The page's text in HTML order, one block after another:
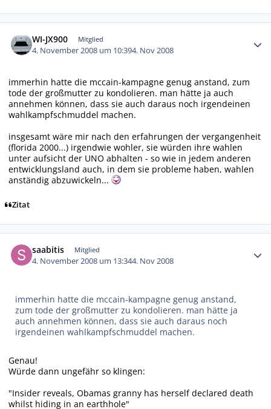
WI-JX900 Mitglied
4. November 2008 um 10:394. Nov 2008
immerhin hatte die mccain-kampagne genug anstand, zum
tode der großmutter zu kondolieren. man hätte ja auch
annehmen können, dass sie auch daraus noch irgendeinen
wahlkampfschmuddel machen.
insgesamt wäre mir nach den erfahrungen der vergangenheit
(florida 2000...) irgendwie wohler, sie würden ihre wahlen
unter aufsicht der UNO abhalten - so wie in jedem anderen
entwicklungsland auch, in dem sie probleme haben, wahlen
anständig abzuwickeln...
Zitat
saabitis Mitglied
4. November 2008 um 13:344. Nov 2008
immerhin hatte die mccain-kampagne genug anstand,
zum tode der großmutter zu kondolieren. man hätte ja
auch annehmen können, dass sie auch daraus noch
irgendeinen wahlkampfschmuddel machen.
Genau!
Würde dann ungefähr so klingen:
"Insider reveals, Obamas granny has herself declared death
whilst hiding in an earthhole"